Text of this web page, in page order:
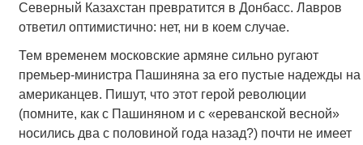
Северный Казахстан превратится в Донбасс. Лавров
ответил оптимистично: нет, ни в коем случае.
Тем временем московские армяне сильно ругают
премьер-министра Пашиняна за его пустые надежды на
американцев. Пишут, что этот герой революции
(помните, как с Пашиняном и с «ереванской весной»
носились два с половиной года назад?) почти не имеет